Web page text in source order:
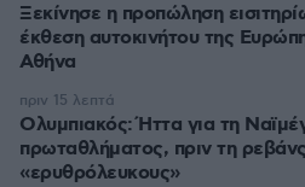
Ξεκίνησε η προπώληση
έκθεση αυτοκινήτου της
Αθήνα
Ολυμπιακός: Ήττα για τη
πρωταθλήματος, πριν τη
«ερυθρόλευκους»
πριν 15 λεπτά